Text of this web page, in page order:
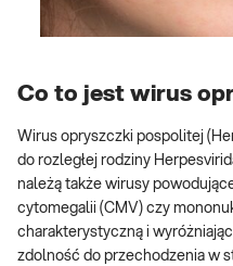
Co to jest wirus
Wirus opryszczki pospolitej
do rozległej rodziny
należą także wirusy
cytomegalii (CMV) czy
charakterystyczną i
zdolność do przechodzenia w